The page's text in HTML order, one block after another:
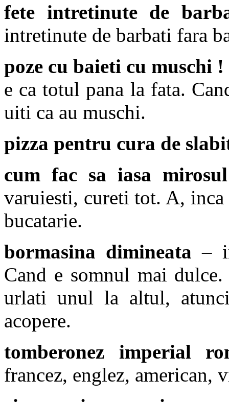
fete intretinute de
intretinute de barbati fara
poze cu baieti cu muschi
e ca totul pana la fata.
uiti ca au muschi.
pizza pentru cura de
cum fac sa iasa
varuiesti, cureti tot. A, inca
bucatarie.
bormasina dimineata –
Cand e somnul mai
urlati unul la altul,
acopere.
tomberonez imperial
francez, englez, american,